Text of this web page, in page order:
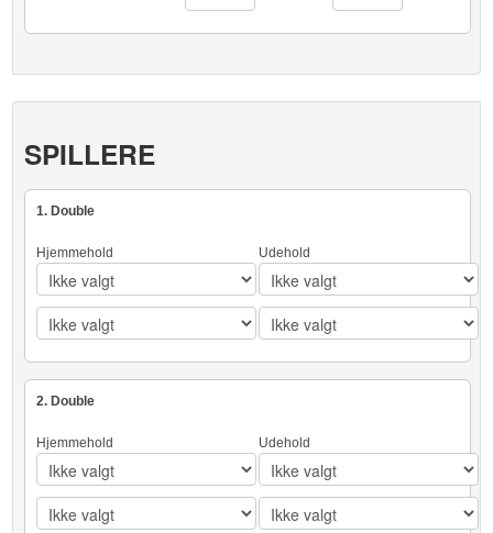
SPILLERE
1. Double
Hjemmehold Udehold
2. Double
Hjemmehold Udehold